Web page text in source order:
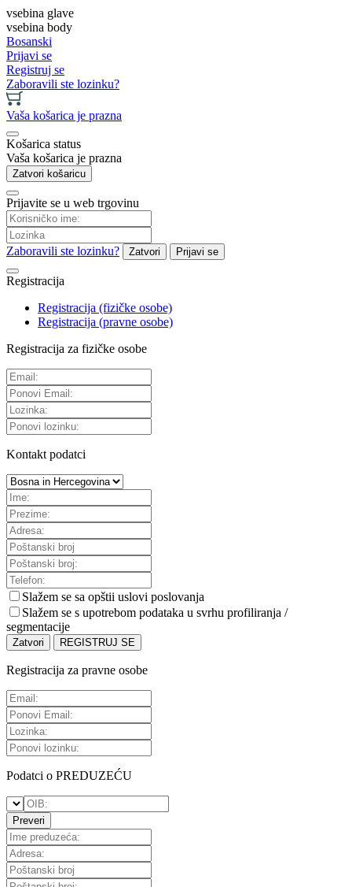
vsebina glave
vsebina body
Bosanski
Prijavi se
Registruj se
Zaboravili ste lozinku?
Vaša košarica je prazna
Košarica status
Vaša košarica je prazna
Zatvori košaricu
Prijavite se u web trgovinu
Zaboravili ste lozinku? Zatvori Prijavi se
Registracija
Registracija (fizičke osobe)
Registracija (pravne osobe)
Registracija za fizičke osobe
Kontakt podatci
Slažem se sa opštii uslovi poslovanja
Slažem se s upotrebom podataka u svrhu profiliranja /
segmentacije
Zatvori REGISTRUJ SE
Registracija za pravne osobe
Podatci o PREDUZEĆU
Preveri